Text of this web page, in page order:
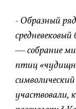
- Образный
— собрание
птиц
участвовали,